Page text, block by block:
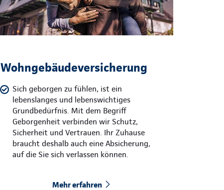
Wohngebäudeversicherung
Sich geborgen zu fühlen, ist ein
lebenslanges und lebenswichtiges
Grundbedürfnis. Mit dem Begriff
Geborgenheit verbinden wir Schutz,
Sicherheit und Vertrauen. Ihr Zuhause
braucht deshalb auch eine Absicherung,
auf die Sie sich verlassen können.
Mehr erfahren